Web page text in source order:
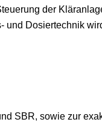
der
Dosiertechnik
SBR, sowie zur